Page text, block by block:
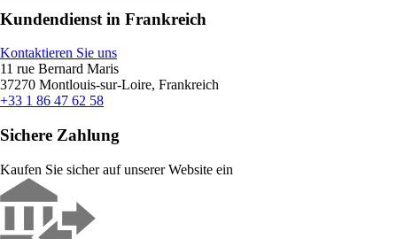
Kundendienst in Frankreich
Kontaktieren Sie uns
11 rue Bernard Maris
37270 Montlouis-sur-Loire, Frankreich
+33 1 86 47 62 58
Sichere Zahlung
Kaufen Sie sicher auf unserer Website ein